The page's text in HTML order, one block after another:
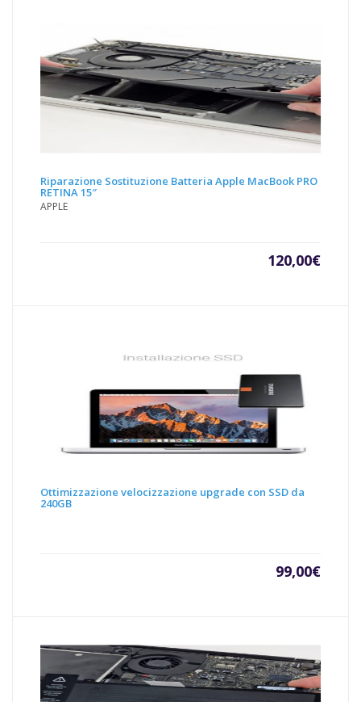
Riparazione Sostituzione Batteria Apple MacBook PRO
RETINA 15″
APPLE
120,00€
Ottimizzazione velocizzazione upgrade con SSD da
240GB
99,00€